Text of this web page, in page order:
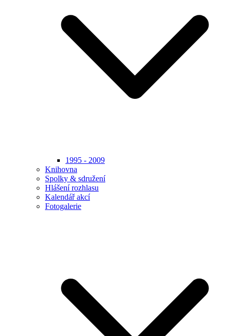
1995 - 2009
Knihovna
Spolky & sdružení
Hlášení rozhlasu
Kalendář akcí
Fotogalerie